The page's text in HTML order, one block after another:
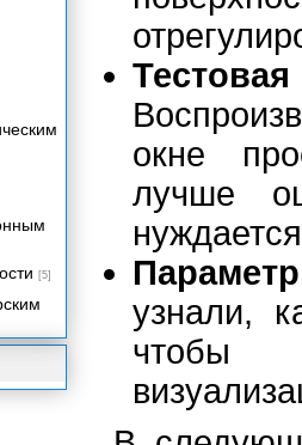
окне
лучше
узнали,
чтобы
[5]